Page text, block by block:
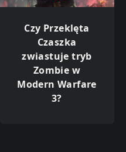
Czy Przeklęta
Czaszka
zwiastuje tryb
Zombie w
Modern Warfare
3?